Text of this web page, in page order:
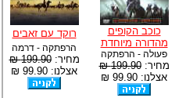
כוכב הקופים
מהדורה מיוחדת
פעולה - הרפתקה
מחיר:199.90 ₪
אצלנו: 99.90 ₪
רוקד עם זאבים
הרפתקה - דרמה
מחיר:199.90 ₪
אצלנו: 99.90 ₪